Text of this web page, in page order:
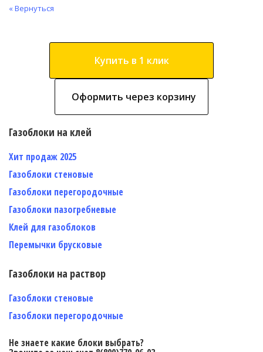
« Вернуться
Купить в 1 клик
Оформить через корзину
Газоблоки на клей
Хит продаж 2025
Газоблоки стеновые
Газоблоки перегородочные
Газоблоки пазогребневые
Клей для газоблоков
Перемычки брусковые
Газоблоки на раствор
Газоблоки стеновые
Газоблоки перегородочные
Не знаете какие блоки выбрать?